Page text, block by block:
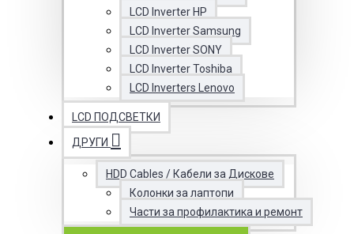
LCD Inverter HP
LCD Inverter Samsung
LCD Inverter SONY
LCD Inverter Toshiba
LCD Inverters Lenovo
LCD ПОДСВЕТКИ
ДРУГИ
HDD Cables / Кабели за Дискове
Колонки за лаптопи
Части за профилактика и ремонт